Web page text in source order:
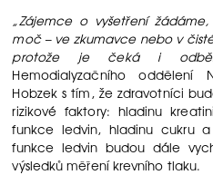
„Zájemce o vyšetření
moč – ve zkumavce nebo v
protože je čeká i
Hemodialyzačního oddělení
Hobzek s tím, že zdravotníci
rizikové faktory: hladinu
funkce ledvin, hladinu cukru
funkce ledvin budou dále
výsledků měření krevního tlaku.